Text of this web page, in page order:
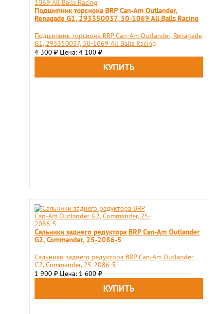
Подшипник торсиона BRP Can-Am Outlander,
Renagade G1, 293350037, 50-1069 All Balls Racing
Подшипник торсиона BRP Can-Am Outlander, Renagade
G1, 293350037, 50-1069 All Balls Racing
4 300 ₽ Цена: 4 100 ₽
Сальники заднего редуктора BRP Can-Am Outlander
G2, Commander, 25-2086-5
Сальники заднего редуктора BRP Can-Am Outlander
G2, Commander, 25-2086-5
1 900 ₽ Цена: 1 600 ₽